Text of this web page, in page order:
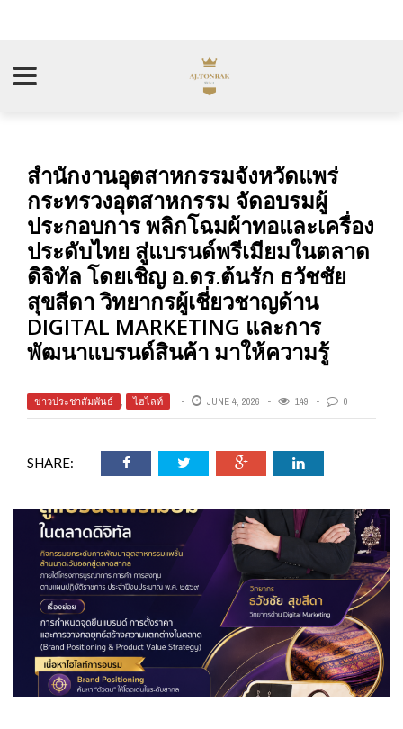
สำนักงานอุตสาหกรรมจังหวัดแพร่
กระทรวงอุตสาหกรรม จัดอบรมผู้
ประกอบการ พลิกโฉมผ้าทอและเครื่อง
ประดับไทย สู่แบรนด์พรีเมียมในตลาด
ดิจิทัล โดยเชิญ อ.ดร.ต้นรัก ธวัชชัย
สุขสีดา วิทยากรผู้เชี่ยวชาญด้าน
DIGITAL MARKETING และการ
พัฒนาแบรนด์สินค้า มาให้ความรู้
ข่าวประชาสัมพันธ์ , ไฮไลท์ JUNE 4, 2026 149 0
SHARE: